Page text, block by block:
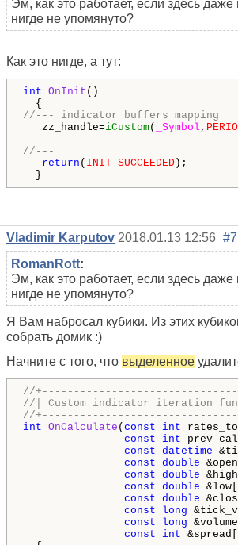
Эм, как это работает, если здесь
нигде не упомянуто?
Как это нигде, а тут:
int OnInit ()
//--- indicator buffers mapping
zz_handle=iCustom( _Symbol ,
//---
return ( INIT_SUCCEEDED );
}
Vladimir Karputov 2018.01.13 12:56 #7
RomanRott:
Эм, как это работает, если здесь
нигде не упомянуто?
Я Вам набросал кубики. Из этих
собрать домик :)
Начните с того, что выделенное
//
//| Custom indicator iteration
//
int OnCalculate ( const int
const
int
const datetime
const double
const double
const double
const double
const
long
const
long
const
int